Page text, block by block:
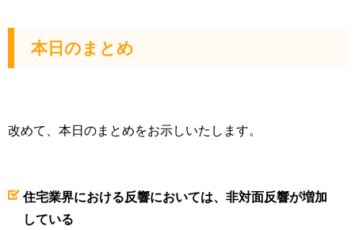
本日のまとめ
改めて、本日のまとめをお示しいたします。
住宅業界における反響においては、非対面反響が増加
している